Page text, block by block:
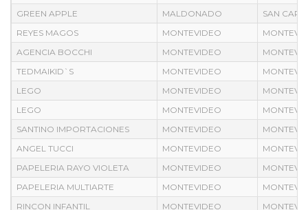
GREEN APPLE
MALDONADO
SAN
REYES MAGOS
MONTEVIDEO
AGENCIA BOCCHI
MONTEVIDEO
TEDMAIKID`S
MONTEVIDEO
LEGO
MONTEVIDEO
LEGO
MONTEVIDEO
SANTINO IMPORTACIONES
MONTEVIDEO
ANGEL TUCCI
MONTEVIDEO
PAPELERIA RAYO VIOLETA
MONTEVIDEO
PAPELERIA MULTIARTE
MONTEVIDEO
RINCON INFANTIL
MONTEVIDEO